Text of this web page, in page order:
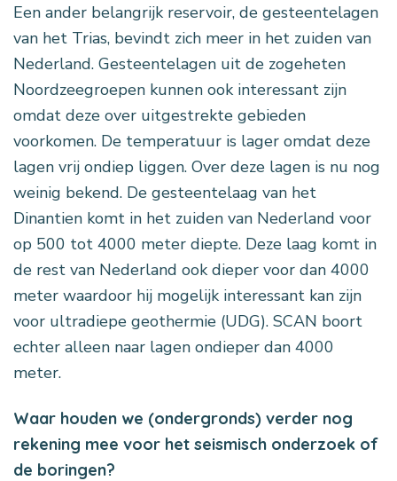
Een ander belangrijk reservoir, de gesteentelagen
van het Trias, bevindt zich meer in het zuiden van
Nederland. Gesteentelagen uit de zogeheten
Noordzeegroepen kunnen ook interessant zijn
omdat deze over uitgestrekte gebieden
voorkomen. De temperatuur is lager omdat deze
lagen vrij ondiep liggen. Over deze lagen is nu nog
weinig bekend. De gesteentelaag van het
Dinantien komt in het zuiden van Nederland voor
op 500 tot 4000 meter diepte. Deze laag komt in
de rest van Nederland ook dieper voor dan 4000
meter waardoor hij mogelijk interessant kan zijn
voor ultradiepe geothermie (UDG). SCAN boort
echter alleen naar lagen ondieper dan 4000
meter.
Waar houden we (ondergronds) verder nog
rekening mee voor het seismisch onderzoek of
de boringen?